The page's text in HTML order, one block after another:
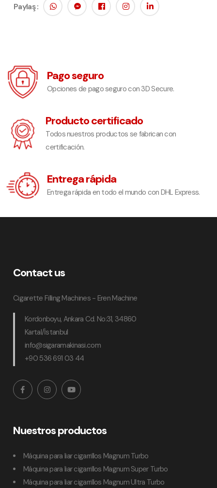
Paylaş :
Pago seguro
Opciones de pago seguro con 3D Secure.
Producto certificado
Todos nuestros productos se fabrican con
certificación.
Entrega rápida
Entrega rápida en todo el mundo con DHL Express.
Contact us
Cigarette Filling Machines - Eren Machine
Kordonboyu, Ankara Cd. No:31, 34860
Kartal/İstanbul
info@sigaramakinasi.com
+90 536 691 03 44
Nuestros productos
Máquina para liar cigarrillos Magnum Turbo
Máquina para liar cigarrillos Magnum Super Turbo
Máquina para liar cigarrillos Magnum Ultra Turbo